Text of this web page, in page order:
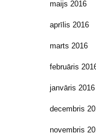
maijs 2016
aprīlis 2016
marts 2016
februāris
janvāris 2016
decembris
novembris